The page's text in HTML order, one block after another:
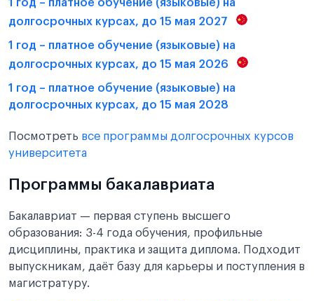
1 год – платное обучение (языковые) на
долгосрочных курсах, до 15 мая 2027
1 год – платное обучение (языковые) на
долгосрочных курсах, до 15 мая 2026
1 год – платное обучение (языковые) на
долгосрочных курсах, до 15 мая 2028
Посмотреть все программы долгосрочных курсов
университета
Программы бакалавриата
Бакалавриат — первая ступень высшего
образования: 3-4 года обучения, профильные
дисциплины, практика и защита диплома. Подходит
выпускникам, даёт базу для карьеры и поступления в
магистратуру.